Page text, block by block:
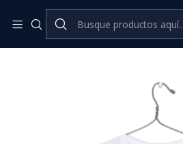
Inicio Catálogo Classic Cine
The Office - Michael that's